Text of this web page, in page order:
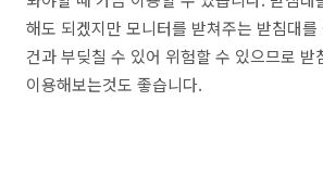
해도 되겠지만 모니터를 받쳐주는 받침대
건과 부딪칠 수 있어 위험할 수 있으므로 받
이용해보는것도 좋습니다.